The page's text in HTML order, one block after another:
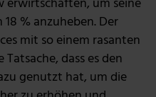
% anzuheben. Der
mit so einem rasanten
dass es den
genutzt hat, um die